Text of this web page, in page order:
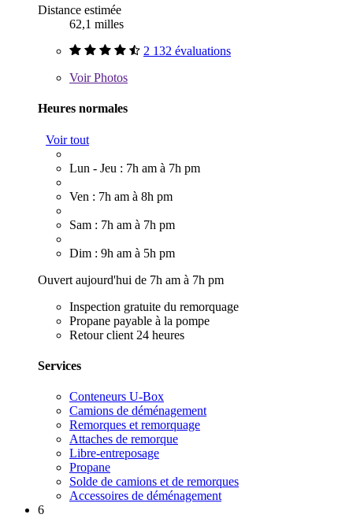
Distance estimée
62,1 milles
2 132 évaluations
VoirPhotos
Heures normales
Voir tout
Lun - Jeu : 7h am à 7h pm
Ven : 7h am à 8h pm
Sam : 7h am à 7h pm
Dim : 9h am à 5h pm
Ouvert aujourd'hui de 7h am à 7h pm
Inspection gratuite du remorquage
Propane payable à la pompe
Retour client 24 heures
Services
Conteneurs U-Box
Camions de déménagement
Remorques et remorquage
Attaches de remorque
Libre-entreposage
Propane
Solde de camions et de remorques
Accessoires de déménagement
6